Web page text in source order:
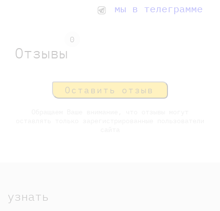
мы в телеграмме
Отзывы
0
Оставить отзыв
узнать